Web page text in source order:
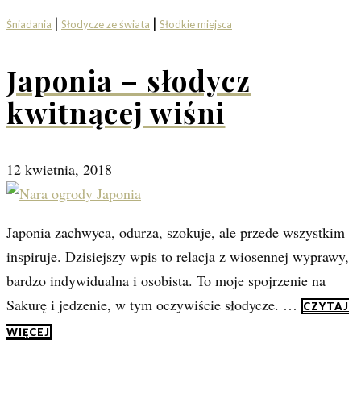
Śniadania | Słodycze ze świata | Słodkie miejsca
Japonia – słodycz
kwitnącej wiśni
12 kwietnia, 2018
Japonia zachwyca, odurza, szokuje, ale przede wszystkim
inspiruje. Dzisiejszy wpis to relacja z wiosennej wyprawy,
bardzo indywidualna i osobista. To moje spojrzenie na
Sakurę i jedzenie, w tym oczywiście słodycze. …
CZYTAJ
WIĘCEJ